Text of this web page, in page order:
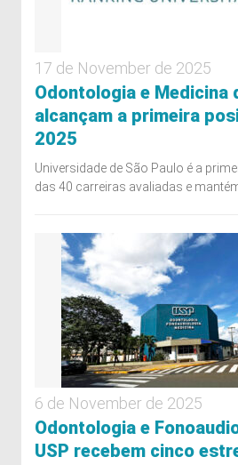
17 de November de 2025
Odontologia e Medicina
alcançam a primeira
2025
Universidade de São Paulo é a
das 40 carreiras avaliadas e
6 de November de 2025
Odontologia e
USP recebem cinco